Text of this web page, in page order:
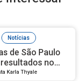
, Notícias
de São Paulo
no
com Ideb
Karla Thyale